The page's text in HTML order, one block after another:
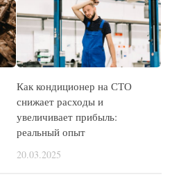
Как кондиционер на СТО
снижает расходы и
увеличивает прибыль:
реальный опыт
20.03.2025